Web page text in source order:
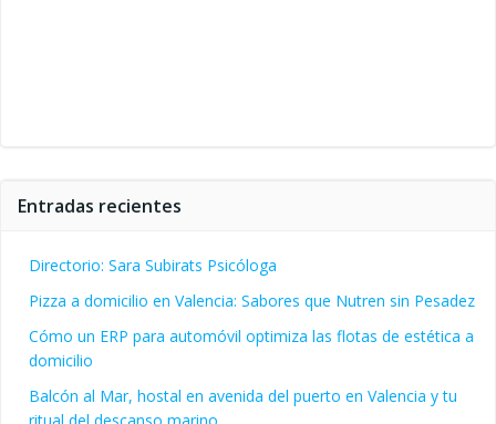
Entradas recientes
Directorio: Sara Subirats Psicóloga
Pizza a domicilio en Valencia: Sabores que Nutren sin Pesadez
Cómo un ERP para automóvil optimiza las flotas de estética a
domicilio
Balcón al Mar, hostal en avenida del puerto en Valencia y tu